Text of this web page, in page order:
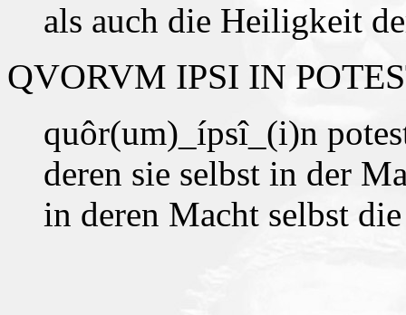
als auch die Heiligkeit
QVORVM IPSI IN
quôr(um)_ípsî_(i)n
deren sie selbst in der
in deren Macht selbst